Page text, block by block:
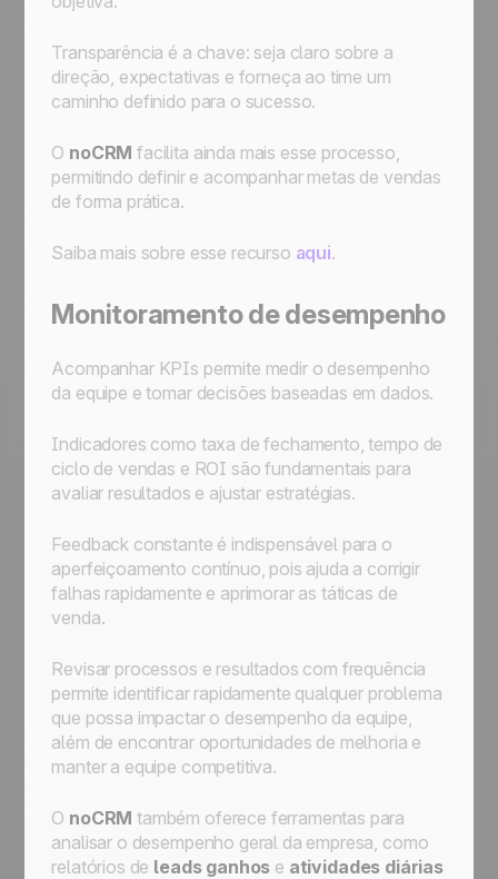
Transparência é a chave: seja claro sobre a
direção, expectativas e forneça ao time um
caminho definido para o sucesso.
O noCRM facilita ainda mais esse processo,
permitindo definir e acompanhar metas de vendas
de forma prática.
Saiba mais sobre esse recurso aqui.
Monitoramento de desempenho
Acompanhar KPIs permite medir o desempenho
da equipe e tomar decisões baseadas em dados.
Indicadores como taxa de fechamento, tempo de
ciclo de vendas e ROI são fundamentais para
avaliar resultados e ajustar estratégias.
Feedback constante é indispensável para o
aperfeiçoamento contínuo, pois ajuda a corrigir
falhas rapidamente e aprimorar as táticas de
venda.
Revisar processos e resultados com frequência
permite identificar rapidamente qualquer problema
que possa impactar o desempenho da equipe,
além de encontrar oportunidades de melhoria e
manter a equipe competitiva.
O noCRM também oferece ferramentas para
analisar o desempenho geral da empresa, como
relatórios de leads ganhos e atividades diárias